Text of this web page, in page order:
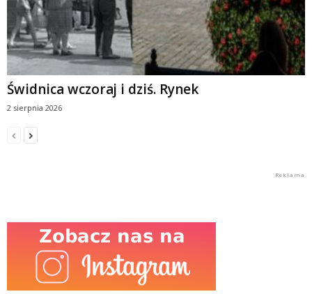
Świdnica wczoraj i dziś. Rynek
2 sierpnia 2026